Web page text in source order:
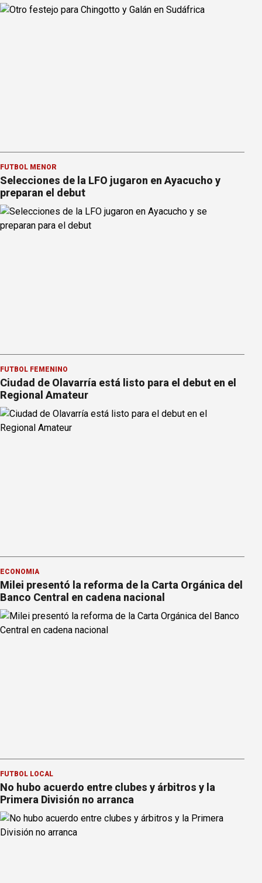
FÚTBOL MENOR
Selecciones de la LFO jugaron en Ayacucho y
preparan el debut
FÚTBOL FEMENINO
Ciudad de Olavarría está listo para el debut en el
Regional Amateur
ECONOMÍA
Milei presentó la reforma de la Carta Orgánica del
Banco Central en cadena nacional
FÚTBOL LOCAL
No hubo acuerdo entre clubes y árbitros y la
Primera División no arranca